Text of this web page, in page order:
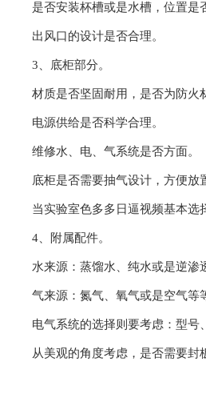
是否安装杯槽或是水槽，位置是否合
出风口的设计是否合理。
3、底柜部分。
材质是否坚固耐用，是否为防火材
电源供给是否科学合理。
维修水、电、气系统是否方面。
底柜是否需要抽气设计，方便放置
当实验室色多多日逼视频基本选择好型
4、附属配件。
水来源：蒸馏水、纯水或是逆渗透水
气来源：氮气、氧气或是空气等等
电气系统的选择则要考虑：型号、
从美观的角度考虑，是否需要封板